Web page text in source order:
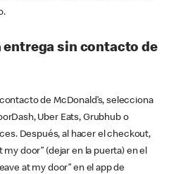
entrega sin contacto de
de McDonald’s, selecciona
Uber Eats, Grubhub o
Después, al hacer el checkout,
door” (dejar en la puerta) en el
at my door” en el app de